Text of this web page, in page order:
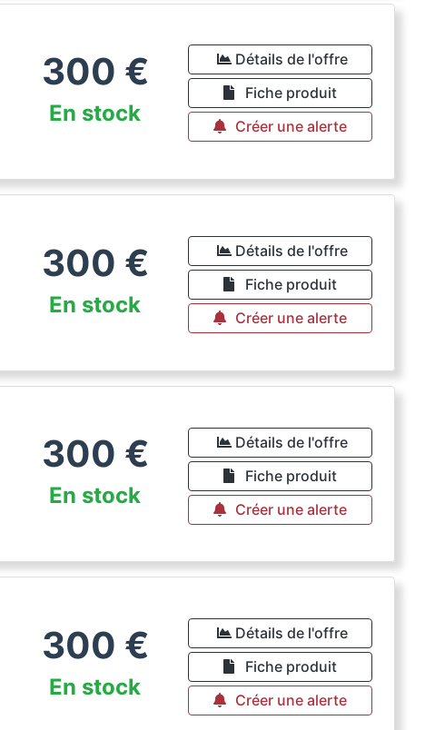
300 €
En stock
Détails de l'offre
Fiche produit
Créer une alerte
300 €
En stock
Détails de l'offre
Fiche produit
Créer une alerte
300 €
En stock
Détails de l'offre
Fiche produit
Créer une alerte
300 €
En stock
Détails de l'offre
Fiche produit
Créer une alerte